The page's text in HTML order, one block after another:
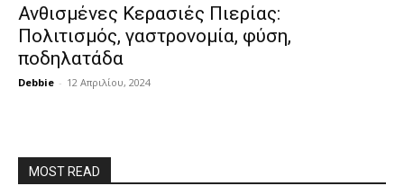
Ανθισμένες Κερασιές Πιερίας:
Πολιτισμός, γαστρονομία, φύση,
ποδηλατάδα
Debbie - 12 Απριλίου, 2024
MOST READ